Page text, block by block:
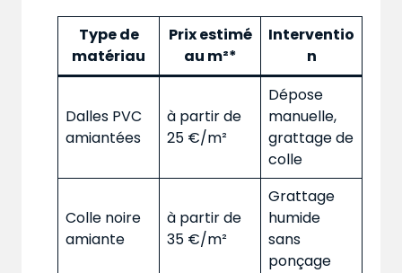
Type de
matériau
Prix estimé
au m²*
Interventio
n
Dalles PVC
amiantées
à partir de
25 €/m²
Dépose
manuelle,
grattage de
colle
Colle noire
amiante
à partir de
35 €/m²
Grattage
humide
sans
ponçage